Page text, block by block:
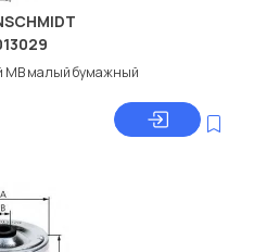
МВ малый бумажный